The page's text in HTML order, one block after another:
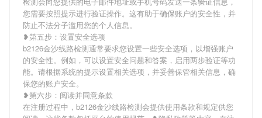
您需要按照提示进行验证操作。这有助于确保账户的安全性，并
防止不法分子滥用您的个人信息。
❥第五步：设置安全选项
b2126金沙线路检测通常要求您设置一些安全选项，以增强账户
的安全性。例如，可以设置安全问题和答案，启用两步验证等功
能。请根据系统的提示设置相关选项，并妥善保管相关信息，确
保您的账户安全。
❥第六步：阅读并同意条款
在注册过程中，b2126金沙线路检测会提供使用条款和规定供您